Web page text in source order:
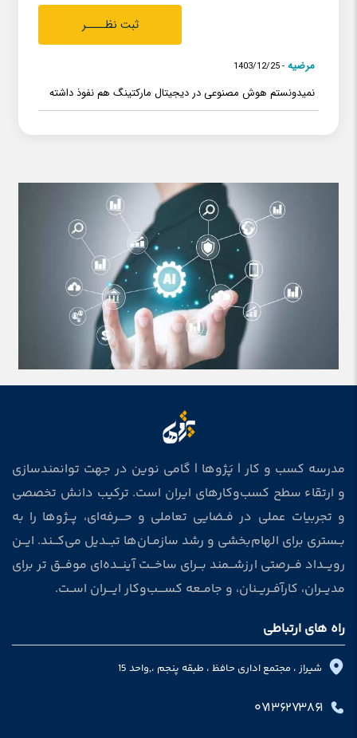
مرضیه - 1403/12/25
نمیدونستم هوش مصنوعی در دیجیتال مارکتینگ هم نفوذ داشته
مدرسه کسب و کار | پَژوها | گامی نوین در جهت توانمندسازی
و ارتقاء سطح کسب‌وکارهای ایران است. ترکیب دانش تخصصی
و تجربیات عملی در فــضایی تعاملی و حــــرفه‌ای، پـــژوها را به
بــستری برای الهام‌بخشی و رشد سازمــان‌ها تبـــدیل می‌کـــند. ایـــن
رویـــداد فـــرصتی ارزشـــمند بـــرای ساخـــت آینـــده‌ای موفـــق‌ تر برای
مدیـــران، کارآفــریــنان، و جامــعه کســــب‌وکار ایــــران اســت.
راه های ارتباطی
شیراز ، مجتمع اداری حافظ ، طبقه پنجم ،,واحد 15